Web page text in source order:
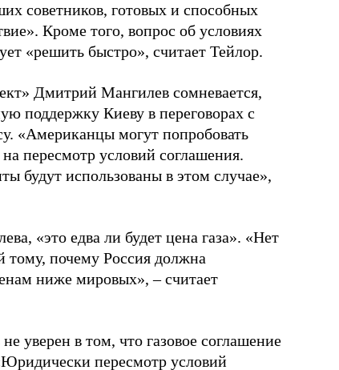
советников, готовых и способных
Кроме того, вопрос об условиях
«решить быстро», считает Тейлор.
Дмитрий Мангилев сомневается,
поддержку Киеву в переговорах с
«Американцы могут попробовать
пересмотр условий соглашения.
будут использованы в этом случае»,
«это едва ли будет цена газа». «Нет
тому, почему Россия должна
ниже мировых», – считает
уверен в том, что газовое соглашение
пересмотр условий